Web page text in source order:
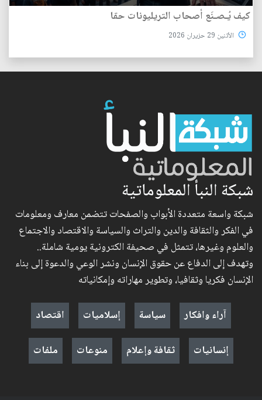
كيف يُـصـنَع أصحاب التريليونات حقا
الأثنين 29 حزيران 2026
شبكة النبأ المعلوماتية
شبكة واسعة متعددة الأبواب والصفحات تتضمن معارف ومعلومات
في الفكر والثقافة والدين والتراث والسياسة والاقتصاد والاجتماع
والعلوم وغيرها، تتمثل في صحيفة الكترونية يومية شاملة..
وتهدف إلى الدفاع عن حقوق الإنسان ونشر الوعي والدعوة إلى بناء
الإنسان فكريا وثقافيا، وتطوير مهاراته وإمكانياته
آراء وافكار
سياسة إسلاميات
اقتصاد
إنسانيات
ثقافة وإعلام منوعات ملفات